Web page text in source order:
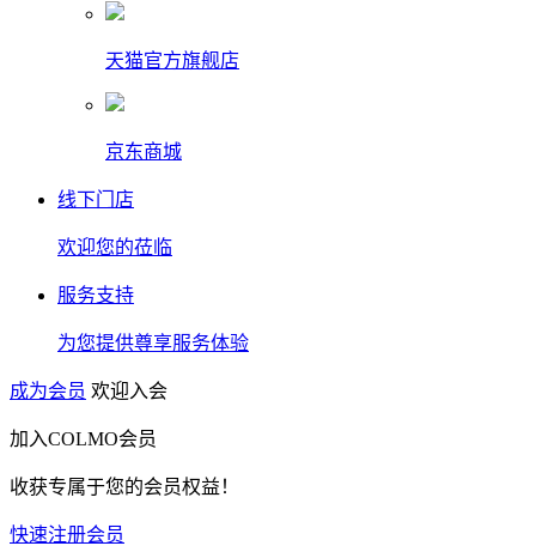
天猫官方旗舰店
京东商城
线下门店
欢迎您的莅临
服务支持
为您提供尊享服务体验
成为会员 欢迎入会
加入COLMO会员
收获专属于您的会员权益！
快速注册会员